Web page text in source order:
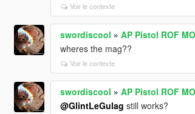
Voir le contexte
swordiscool » AP Pistol ROF
wheres the mag??
Voir le contexte
swordiscool » AP Pistol ROF
@GlintLeGulag still works?